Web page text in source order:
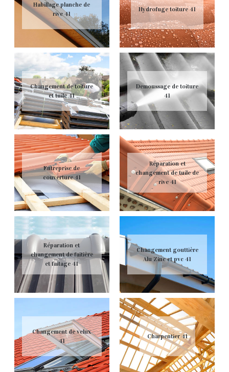
Habillage planche de
rive 41
Hydrofuge toiture 41
Changement de toiture
et tuile 41
Demoussage de toiture
41
Entreprise de
couverture 41
Réparation et
changement de tuile de
rive 41
Réparation et
changement de faitière
et faitage 41
Changement gouttière
Alu Zinc et pvc 41
Changement de velux
41
Charpentier 41